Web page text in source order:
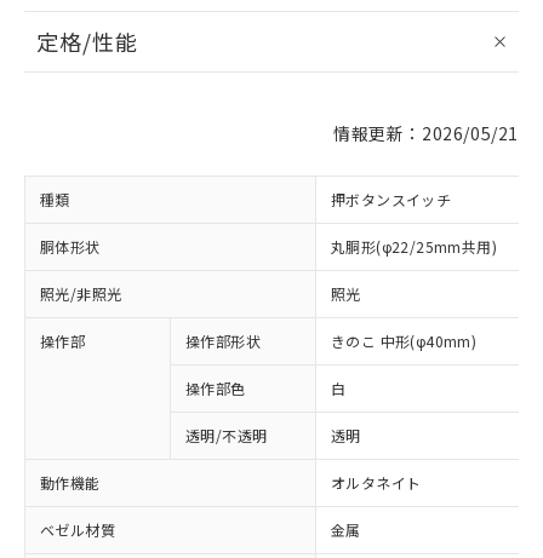
定格/性能
情報更新：2026/05/21
種類 押ボタンスイッチ
胴体形状 丸胴形(φ22/25mm共用)
照光/非照光 照光
操作部 操作部形状 きのこ 中形(φ40mm)
操作部色 白
透明/不透明 透明
動作機能 オルタネイト
ベゼル材質 金属